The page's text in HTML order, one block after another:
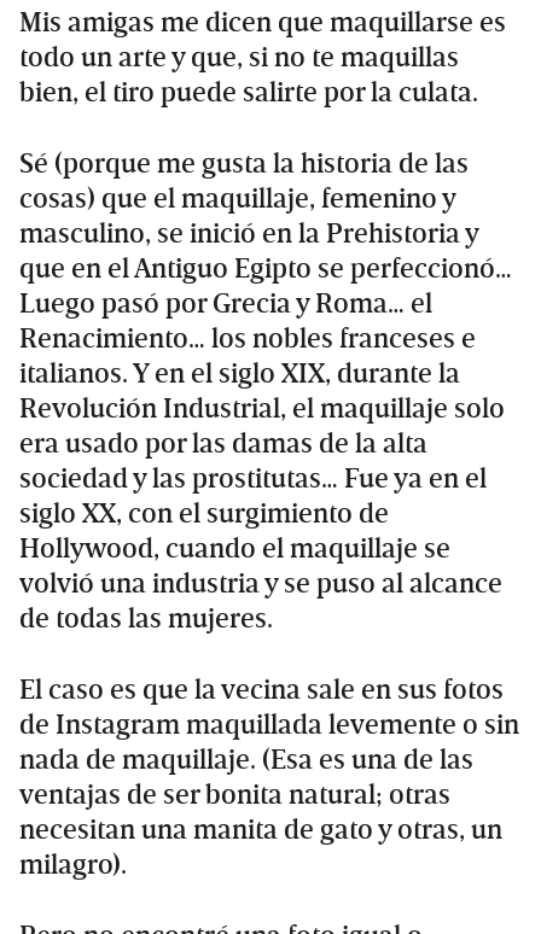
Mis amigas me dicen que maquillarse es
todo un arte y que, si no te maquillas
bien, el tiro puede salirte por la culata.
Sé (porque me gusta la historia de las
cosas) que el maquillaje, femenino y
masculino, se inició en la Prehistoria y
que en el Antiguo Egipto se perfeccionó…
Luego pasó por Grecia y Roma… el
Renacimiento… los nobles franceses e
italianos. Y en el siglo XIX, durante la
Revolución Industrial, el maquillaje solo
era usado por las damas de la alta
sociedad y las prostitutas… Fue ya en el
siglo XX, con el surgimiento de
Hollywood, cuando el maquillaje se
volvió una industria y se puso al alcance
de todas las mujeres.
El caso es que la vecina sale en sus fotos
de Instagram maquillada levemente o sin
nada de maquillaje. (Esa es una de las
ventajas de ser bonita natural; otras
necesitan una manita de gato y otras, un
milagro).